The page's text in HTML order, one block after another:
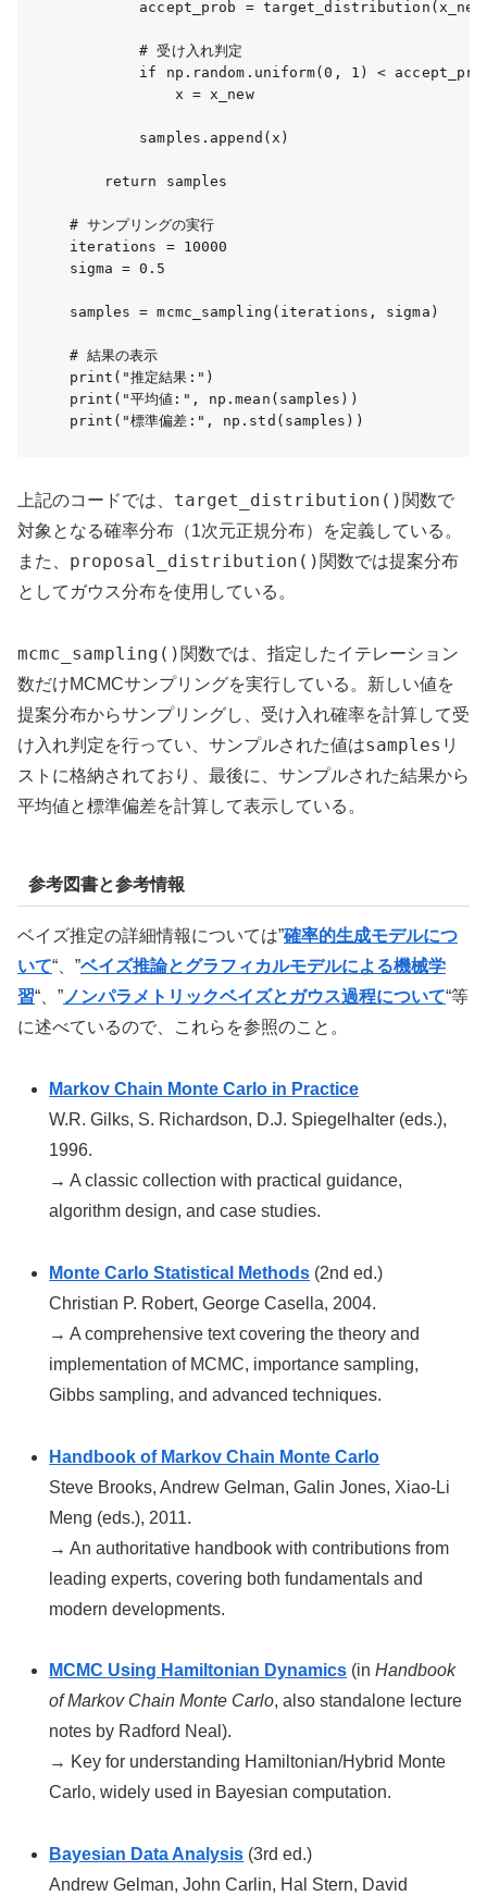
accept_prob =
        # 受け入れ判定
if np.random.uniform(0, 1) <
            x = x_new
        samples.append(x)
    return samples
# サンプリングの実行
iterations = 10000
sigma = 0.5
samples = mcmc_sampling(iterations, sigma)
# 結果の表示
print("推定結果:")
print("平均値:", np.mean(samples))
上記のコードでは、 target_distribution() 関数で
対象となる確率分布（1次元正規分布）を定義している。
また、 proposal_distribution() 関数では提案分布
としてガウス分布を使用している。
mcmc_sampling() 関数では、指定したイテレーション
数だけMCMCサンプリングを実行している。新しい値を
提案分布からサンプリングし、受け入れ確率を計算して受
け入れ判定を行ってい、サンプルされた値はsamples リ
ストに格納されており、最後に、サンプルされた結果から
平均値と標準偏差を計算して表示している。
参考図書と参考情報
ベイズ推定の詳細情報については”確率的生成モデルにつ
いて“、”ベイズ推論とグラフィカルモデルによる機械学
習“、” ノンパラメトリックベイズとガウス過程について“等
に述べているので、これらを参照のこと。
Markov Chain Monte Carlo in Practice
W.R. Gilks, S. Richardson, D.J. Spiegelhalter (eds.),
1996.
→ A classic collection with practical guidance,
algorithm design, and case studies.
Monte Carlo Statistical Methods (2nd ed.)
Christian P. Robert, George Casella, 2004.
→ A comprehensive text covering the theory and
implementation of MCMC, importance sampling,
Gibbs sampling, and advanced techniques.
Handbook of Markov Chain Monte Carlo
Steve Brooks, Andrew Gelman, Galin Jones, Xiao-Li
Meng (eds.), 2011.
→ An authoritative handbook with contributions from
leading experts, covering both fundamentals and
modern developments.
MCMC Using Hamiltonian Dynamics (inHandbook
of Markov Chain Monte Carlo, also standalone lecture
notes by Radford Neal).
→ Key for understanding Hamiltonian/Hybrid Monte
Carlo, widely used in Bayesian computation.
Bayesian Data Analysis (3rd ed.)
Andrew Gelman, John Carlin, Hal Stern, David